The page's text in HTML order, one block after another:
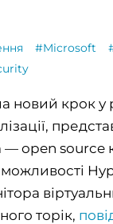
#Microsoft
новий крок у
open source
торік,